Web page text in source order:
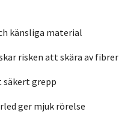
känsliga material
risken att skära av fibrer
grepp
ger mjuk rörelse